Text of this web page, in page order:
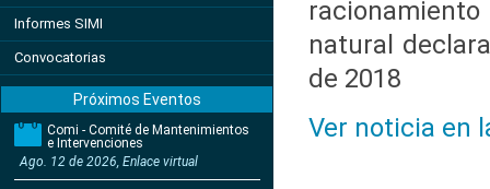
Informes SIMI
Convocatorias
Próximos Eventos
Comi - Comité de Mantenimientos
e Intervenciones
Ago. 12 de 2026, Enlace virtual
racionamiento
natural
de 2018
Ver noticia en